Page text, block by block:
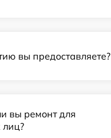
вы предоставляете?
вы ремонт для